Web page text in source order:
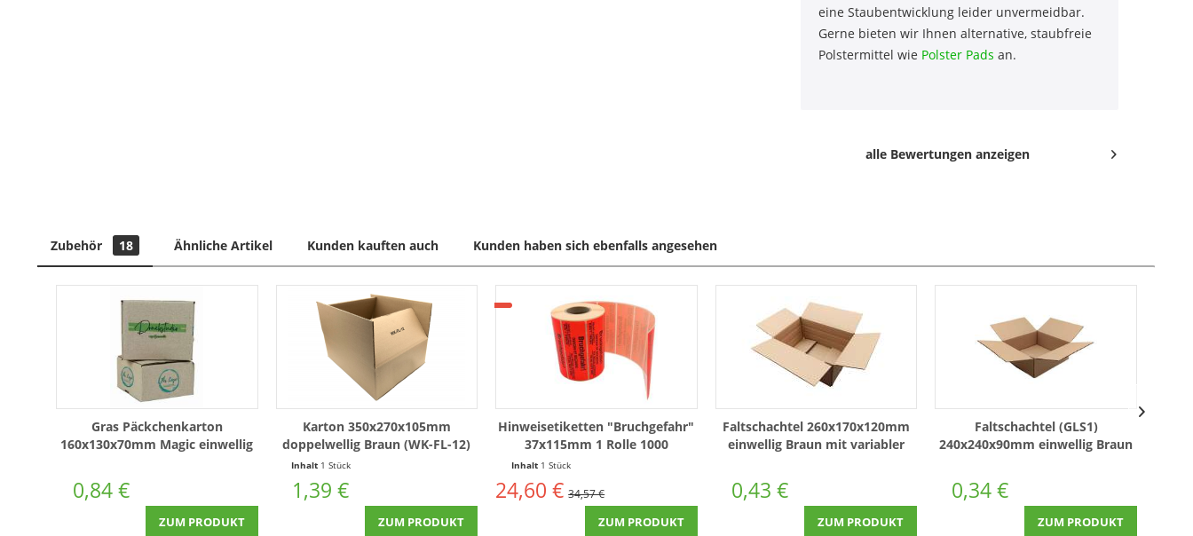
eine Staubentwicklung leider unvermeidbar.
Gerne bieten wir Ihnen alternative, staubfreie
Polstermittel wie Polster Pads an.
alle Bewertungen anzeigen
Zubehör 18 Ähnliche Artikel Kunden kauften auch Kunden haben sich ebenfalls angesehen
Gras Päckchenkarton
160x130x70mm Magic einwellig
Bedruckt
0,84 €
ZUM PRODUKT
Karton 350x270x105mm
doppelwellig Braun (WK-FL-12)
Inhalt 1 Stück
1,39 €
ZUM PRODUKT
Hinweisetiketten "Bruchgefahr"
37x115mm 1 Rolle 1000
Etiketten (8008LP37115)
Inhalt 1 Stück
24,60 € 34,57 €
ZUM PRODUKT
Faltschachtel 260x170x120mm
einwellig Braun mit variabler
0,43 €
ZUM PRODUKT
Faltschachtel (GLS1)
240x240x90mm einwellig Braun
0,34 €
ZUM PRODUKT